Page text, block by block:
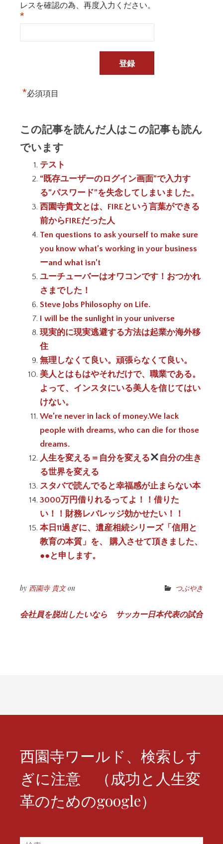
レスを確認の為、再度入力ください。
*
*必須項目
この記事を読んだ人はこの記事も読ん
でいます
テスト
“既存ユーザーのログイン画面”で入力す
る”パスワード”を失念してしまいました。
西園寺貴文とは、FIREという言葉ができる
前からFIREだった人
Ten questions to ask yourself to make sure
you know what’s working in your business
ーand what isn’t
ユーチューバーはオワコンです！おつかれ
さまでした！
Steve Jobs Philosophy on Life.
I will be the sunlight in your universe
現実的に現実逃避する方法は起業か海外移
住
無理しなくて良い。頑張らなくて良い。
美人とはもはやそれだけで、職業である。
よって、インスタにいる美人を信じてはい
けない。
We’re never in lack of money.We lack
people with dreams, who can die for those
dreams.
人生を変える＝自分を変える
自分の生き
る世界を変える
スタバで読んでると幸福感が止まらない本
3000万円借りれるってよ！！借りた
い！！財務レバレッジ効かせたい！！
本日11過ぎに、遺産相続シリーズ「信用と
教育の本質」を、 購入させて頂きました、
●●と申します。
by 西園寺 貴文on つぶやき
投
ン
会社員を脱出したいなら サッカー日本代表の試合
西園寺ワールド、検索しす
ぎに注意 （成功と人生変
革のためのgoogle）